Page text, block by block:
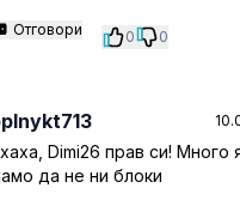
Отговори 0 0
Dimi26 прав си! Много
да не ни блоки